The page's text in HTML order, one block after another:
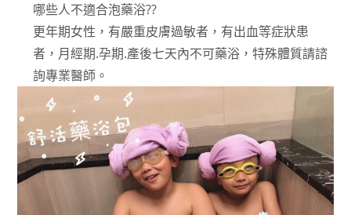
哪些人不適合泡藥浴??
更年期女性，有嚴重皮膚過敏者，有出血等症狀患
者，月經期.孕期.產後七天內不可藥浴，特殊體質請諮
詢專業醫師。